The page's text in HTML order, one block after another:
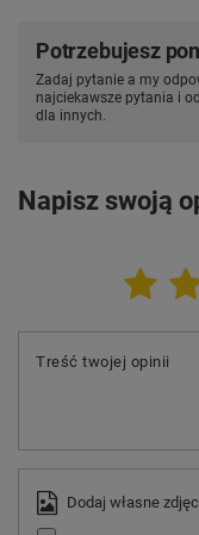
Potrzebujesz
Zadaj pytanie a my
najciekawsze pytania i
dla innych.
Napisz swoją
Treść twojej opinii
Dodaj własne